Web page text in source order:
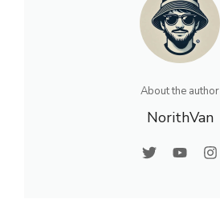
About the author
NorithVan